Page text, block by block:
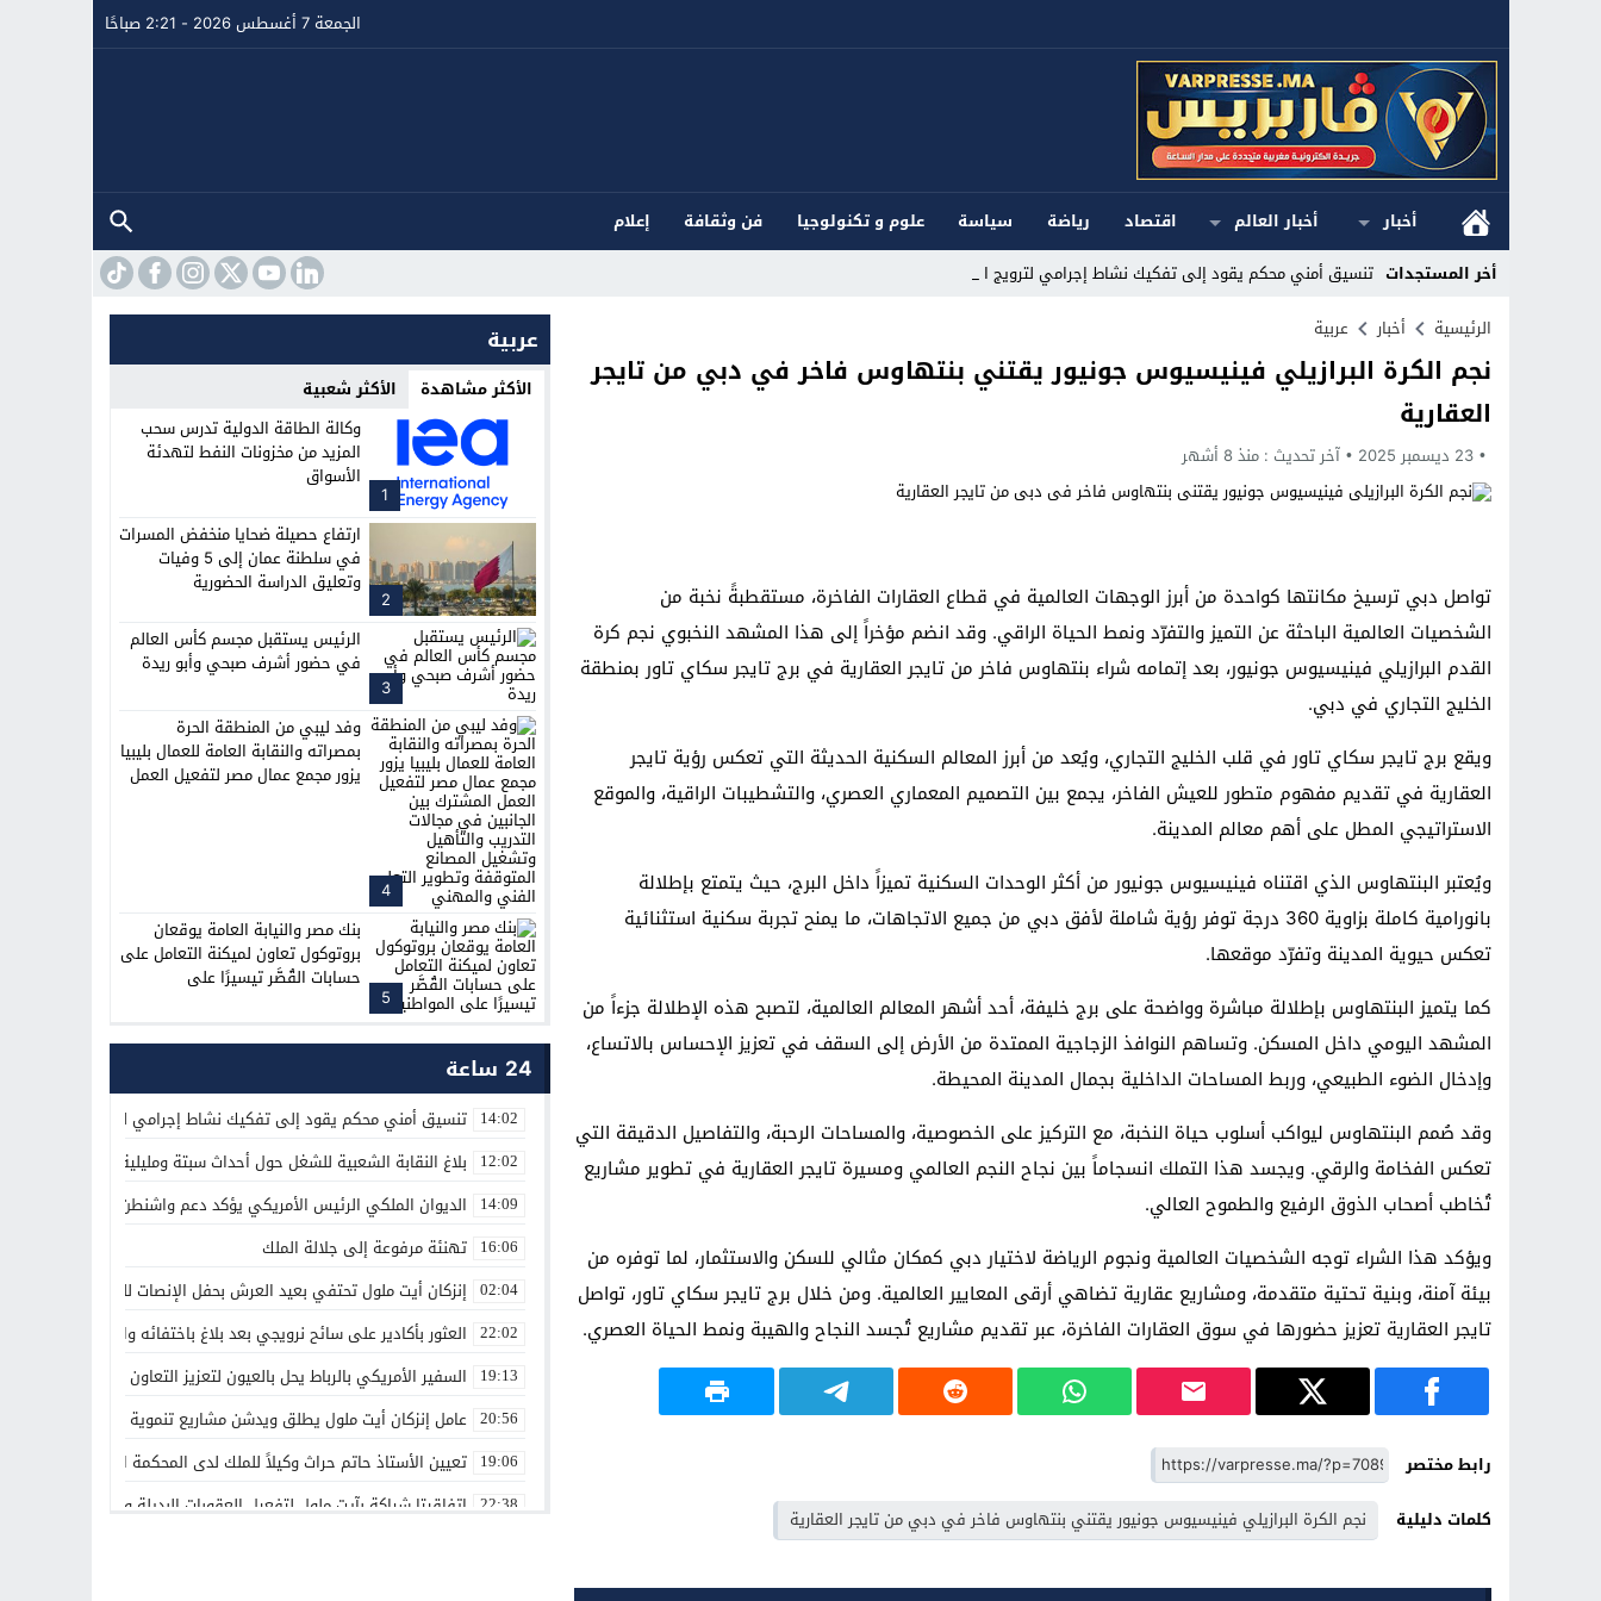
الجمعة 7 أغسطس 2026 - 2:21 صباحًا
أخبار أخبار العالم اقتصاد رياضة سياسة علوم و تكنولوجيا فن وثقافة
إعلام
أخر المستجدات تنسيق أمني محكم يقود إلى تفكيك نشاط إجرامي لترويج المؤثر_
Stop
Previous
الرئيسية أخبار عربية
نجم الكرة البرازيلي فينيسيوس جونيور يقتني بنتهاوس فاخر في دبي من تايجر
العقارية
23 ديسمبر 2025 آخر تحديث : منذ 8 أشهر
تواصل دبي ترسيخ مكانتها كواحدة من أبرز الوجهات العالمية في قطاع العقارات الفاخرة، مستقطبةً نخبة من
الشخصيات العالمية الباحثة عن التميز والتفرّد ونمط الحياة الراقي. وقد انضم مؤخراً إلى هذا المشهد النخبوي نجم كرة
القدم البرازيلي فينيسيوس جونيور، بعد إتمامه شراء بنتهاوس فاخر من تايجر العقارية في برج تايجر سكاي تاور بمنطقة
الخليج التجاري في دبي.
ويقع برج تايجر سكاي تاور في قلب الخليج التجاري، ويُعد من أبرز المعالم السكنية الحديثة التي تعكس رؤية تايجر
العقارية في تقديم مفهوم متطور للعيش الفاخر، يجمع بين التصميم المعماري العصري، والتشطيبات الراقية، والموقع
الاستراتيجي المطل على أهم معالم المدينة.
ويُعتبر البنتهاوس الذي اقتناه فينيسيوس جونيور من أكثر الوحدات السكنية تميزاً داخل البرج، حيث يتمتع بإطلالة
بانورامية كاملة بزاوية 360 درجة توفر رؤية شاملة لأفق دبي من جميع الاتجاهات، ما يمنح تجربة سكنية استثنائية
تعكس حيوية المدينة وتفرّد موقعها.
كما يتميز البنتهاوس بإطلالة مباشرة وواضحة على برج خليفة، أحد أشهر المعالم العالمية، لتصبح هذه الإطلالة جزءاً من
المشهد اليومي داخل المسكن. وتساهم النوافذ الزجاجية الممتدة من الأرض إلى السقف في تعزيز الإحساس بالاتساع،
وإدخال الضوء الطبيعي، وربط المساحات الداخلية بجمال المدينة المحيطة.
وقد صُمم البنتهاوس ليواكب أسلوب حياة النخبة، مع التركيز على الخصوصية، والمساحات الرحبة، والتفاصيل الدقيقة التي
تعكس الفخامة والرقي. ويجسد هذا التملك انسجاماً بين نجاح النجم العالمي ومسيرة تايجر العقارية في تطوير مشاريع
تُخاطب أصحاب الذوق الرفيع والطموح العالي.
ويؤكد هذا الشراء توجه الشخصيات العالمية ونجوم الرياضة لاختيار دبي كمكان مثالي للسكن والاستثمار، لما توفره من
بيئة آمنة، وبنية تحتية متقدمة، ومشاريع عقارية تضاهي أرقى المعايير العالمية. ومن خلال برج تايجر سكاي تاور، تواصل
تايجر العقارية تعزيز حضورها في سوق العقارات الفاخرة، عبر تقديم مشاريع تُجسد النجاح والهيبة ونمط الحياة العصري.
رابط مختصر
كلمات دليلية
نجم الكرة البرازيلي فينيسيوس جونيور يقتني بنتهاوس فاخر في دبي من تايجر العقارية
عربية
الأكثر مشاهدة الأكثر شعبية
1
وكالة الطاقة الدولية تدرس سحب
المزيد من مخزونات النفط لتهدئة
الأسواق
2
ارتفاع حصيلة ضحايا منخفض المسرات
في سلطنة عمان إلى 5 وفيات
وتعليق الدراسة الحضورية
3
الرئيس يستقبل مجسم كأس العالم
في حضور أشرف صبحي وأبو ريدة
4
وفد ليبي من المنطقة الحرة
بمصراته والنقابة العامة للعمال بليبيا
يزور مجمع عمال مصر لتفعيل العمل
5
بنك مصر والنيابة العامة يوقعان
بروتوكول تعاون لميكنة التعامل على
حسابات القُصَّر تيسيرًا على
24 ساعة
14:02 تنسيق أمني محكم يقود إلى تفكيك نشاط إجرامي لترويج المؤثرات
12:02 بلاغ النقابة الشعبية للشغل حول أحداث سبتة ومليلية
14:09 الديوان الملكي الرئيس الأمريكي يؤكد دعم واشنطن الكامل لمغربية
16:06 تهنئة مرفوعة إلى جلالة الملك
02:04 إنزكان أيت ملول تحتفي بعيد العرش بحفل الإنصات للخطاب الملكي
22:02 العثور بأكادير على سائح نرويجي بعد بلاغ باختفائه وانقطاع الاتصال
19:13 السفير الأمريكي بالرباط يحل بالعيون لتعزيز التعاون الاقتصادي
20:56 عامل إنزكان أيت ملول يطلق ويدشن مشاريع تنموية جديدة تخليداً للذكرى الـ27 لعيد العرش
19:06 تعيين الأستاذ حاتم حراث وكيلاً للملك لدى المحكمة الابتدائية بفاس
22:38 اتفاقيتا شراكة بآيت ملول لتفعيل العقوبات البديلة وتعزيز إعادة الإدماج